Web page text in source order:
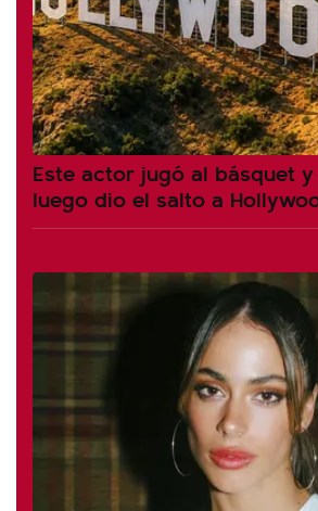
Este actor jugó al básquet
luego dio el salto a